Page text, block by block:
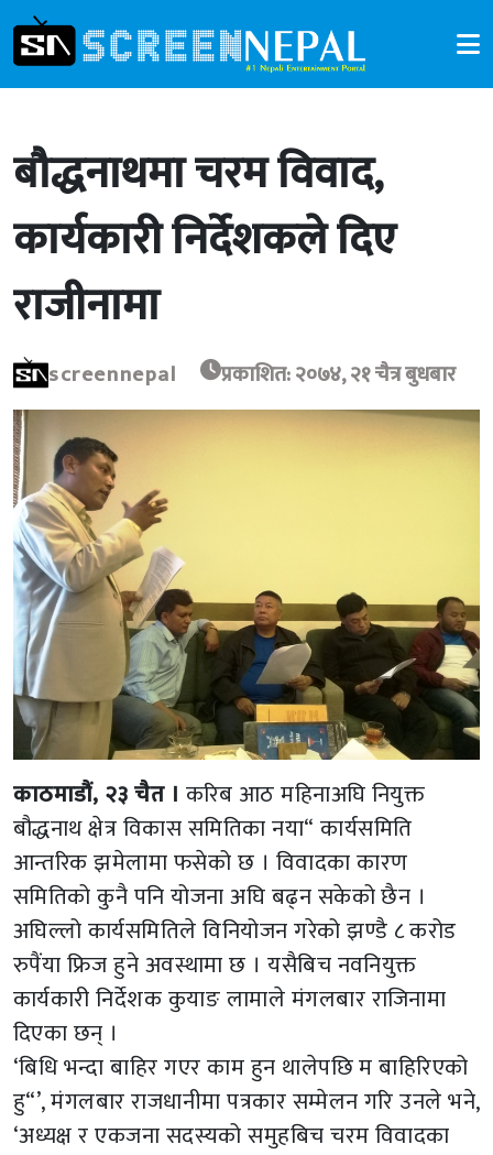
बौद्धनाथमा चरम विवाद,
कार्यकारी निर्देशकले दिए
राजीनामा
screennepal प्रकाशित: २०७४, २१ चैत्र बुधबार
काठमाडौं, २३ चैत । करिब आठ महिनाअघि नियुक्त
बौद्धनाथ क्षेत्र विकास समितिका नया“ कार्यसमिति
आन्तरिक झमेलामा फसेको छ । विवादका कारण
समितिको कुनै पनि योजना अघि बढ्न सकेको छैन ।
अघिल्लो कार्यसमितिले विनियोजन गरेको झण्डै ८ करोड
रुपैंया फ्रिज हुने अवस्थामा छ । यसैबिच नवनियुक्त
कार्यकारी निर्देशक कुयाङ लामाले मंगलबार राजिनामा
दिएका छन् ।
‘बिधि भन्दा बाहिर गएर काम हुन थालेपछि म बाहिरिएको
हु“’, मंगलबार राजधानीमा पत्रकार सम्मेलन गरि उनले भने,
‘अध्यक्ष र एकजना सदस्यको समुहबिच चरम विवादका